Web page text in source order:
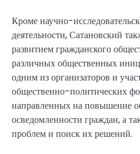
Кроме научно-
деятельности, Сатановский
развитием гражданского
различных общественных
одним из организаторов и
общественно-политических
направленных на повышение
осведомленности граждан, а
проблем и поиск их решений.